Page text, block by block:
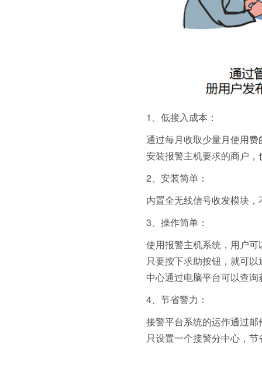
1、低接入成本：
通过每月收取少量月使用
安装报警主机要求的商户
2、安装简单：
内置全无线信号收发模块
3、操作简单：
使用报警主机系统，用户
只要按下求助按钮，就可
中心通过电脑平台可以查
4、节省警力：
接警平台系统的运作通过
只设置一个接警分中心，